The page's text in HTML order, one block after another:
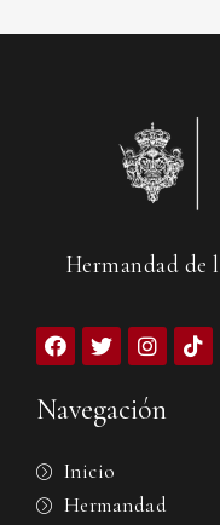
Hermandad de
Navegación
Inicio
Hermandad